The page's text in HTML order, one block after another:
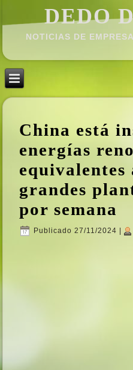
DEDO
NOTICIAS DE
China está
energí­as
equivalentes
grandes
por semana
Publicado 27/11/2024